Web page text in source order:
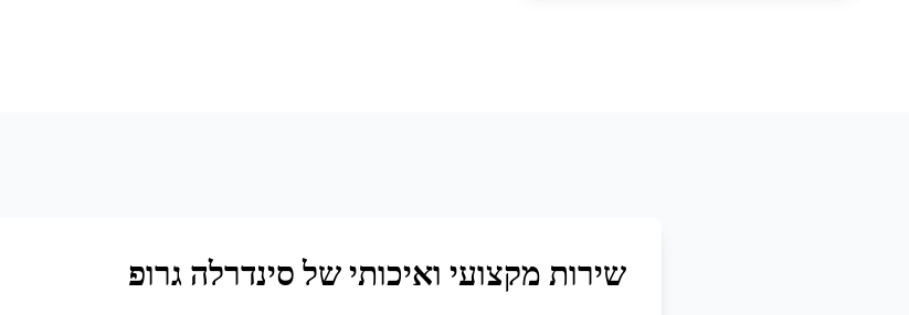
שירות מקצועי ואיכותי של סינדרלה גרופ